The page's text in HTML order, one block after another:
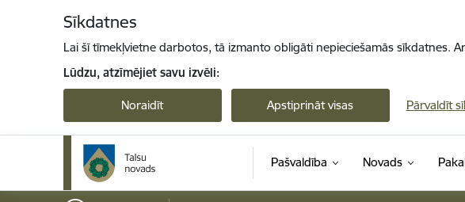
Sīkdatnes
Lai šī tīmekļvietne darbotos, tā izmanto obligāti nepieciešamās sīkdatnes.
Lūdzu, atzīmējiet savu izvēli:
Noraidīt Apstiprināt visas Pārvaldīt
Pašvaldība Novads